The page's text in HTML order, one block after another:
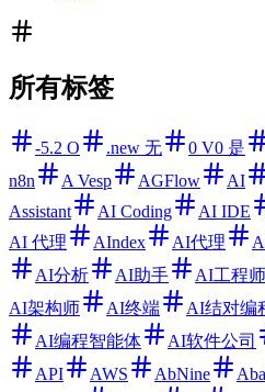
所有标签
-5.2 O .new 无 0 V0 是
n8n
A Vesp AGFlow AI
Assistant
AI Coding AI IDE
AI 代理
AIndex AI代理
AI分析
AI助手 AI工程师
AI架构师
AI终端 AI结对编
AI编程智能体
AI软件公司
API
AWS AbNine